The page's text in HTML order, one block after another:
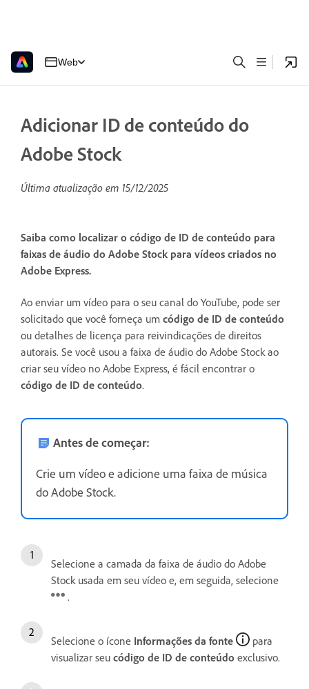
Web
Adicionar ID de conteúdo do
Adobe Stock
Última atualização em 15/12/2025
Saiba como localizar o código de ID de conteúdo para
faixas de áudio do Adobe Stock para vídeos criados no
Adobe Express.
Ao enviar um vídeo para o seu canal do YouTube, pode ser
solicitado que você forneça um código de ID de conteúdo
ou detalhes de licença para reivindicações de direitos
autorais. Se você usou a faixa de áudio do Adobe Stock ao
criar seu vídeo no Adobe Express, é fácil encontrar o
código de ID de conteúdo.
Antes de começar:
Crie um vídeo e adicione uma faixa de música
do Adobe Stock.
Selecione a camada da faixa de áudio do Adobe
Stock usada em seu vídeo e, em seguida, selecione
.
Selecione o ícone Informações da fonte
para
visualizar seu código de ID de conteúdo exclusivo.